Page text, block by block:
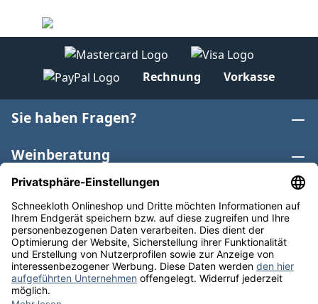
Rechnung Vorkasse
Sie haben Fragen?
Weinberatung
Informationen
Weinkategorien
Internationaler Wein